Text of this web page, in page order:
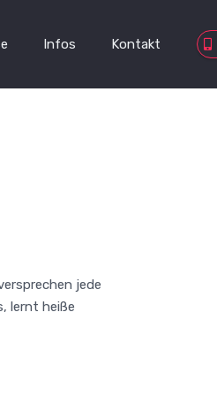
Infos Kontakt
jede
lernt heiße